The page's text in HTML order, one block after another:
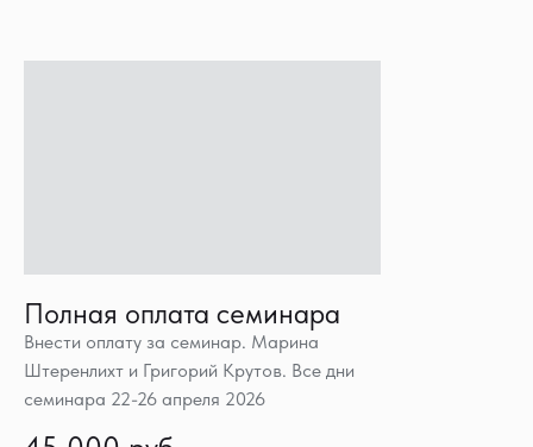
Полная оплата семинара
Внести оплату за семинар. Марина
Штеренлихт и Григорий Крутов. Все дни
семинара 22-26 апреля 2026